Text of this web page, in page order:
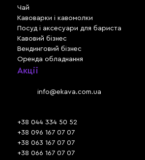
Чай
Кавоварки і кавомолки
Посуд і аксесуари для бариста
Кавовий бізнес
Вендинговий бізнес
Оренда обладнання
Акції
info@ekava.com.ua
+38 044 334 50 52
+38 096 167 07 07
+38 063 167 07 07
+38 066 167 07 07